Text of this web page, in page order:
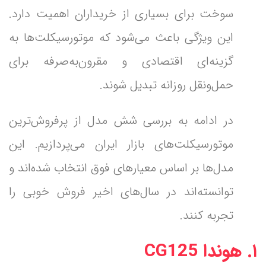
سوخت برای بسیاری از خریداران اهمیت دارد.
این ویژگی باعث می‌شود که موتورسیکلت‌ها به
گزینه‌ای اقتصادی و مقرون‌به‌صرفه برای
حمل‌ونقل روزانه تبدیل شوند.
در ادامه به بررسی شش مدل از پرفروش‌ترین
موتورسیکلت‌های بازار ایران می‌پردازیم. این
مدل‌ها بر اساس معیارهای فوق انتخاب شده‌اند و
توانسته‌اند در سال‌های اخیر فروش خوبی را
تجربه کنند.
۱. هوندا CG125